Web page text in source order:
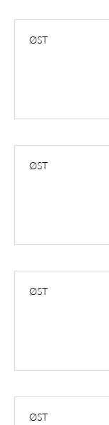
ØST
ØST
ØST
ØST